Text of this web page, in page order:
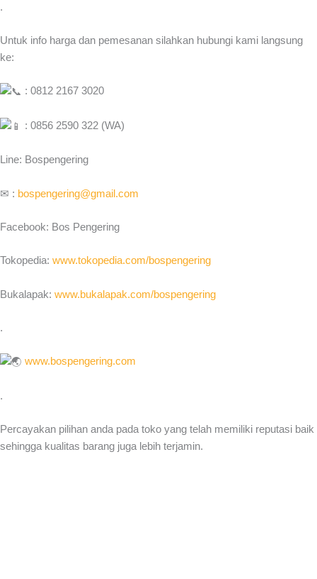
.
Untuk info harga dan pemesanan silahkan hubungi kami langsung
ke:
: 0812 2167 3020
: 0856 2590 322 (WA)
Line: Bospengering
✉ : bospengering@gmail.com
Facebook: Bos Pengering
Tokopedia: www.tokopedia.com/bospengering
Bukalapak: www.bukalapak.com/bospengering
.
www.bospengering.com
.
Percayakan pilihan anda pada toko yang telah memiliki reputasi baik
sehingga kualitas barang juga lebih terjamin.